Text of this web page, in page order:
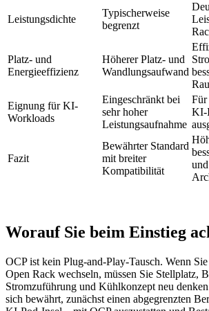
Leistungsdichte
Typischerweise
begrenzt
Platz- und
Energieeffizienz
Höherer Platz- und
Wandlungsaufwand
Eignung für KI-
Workloads
Eingeschränkt bei
sehr hoher
Leistungsaufnahme
KI-
Fazit
Bewährter Standard
mit breiter
Kompatibilität
Worauf Sie beim Einstieg
OCP ist kein Plug-and-Play-Tausch. Wenn
Open Rack wechseln, müssen Sie Stellplatz,
Stromzuführung und Kühlkonzept neu
sich bewährt, zunächst einen abgegrenzten